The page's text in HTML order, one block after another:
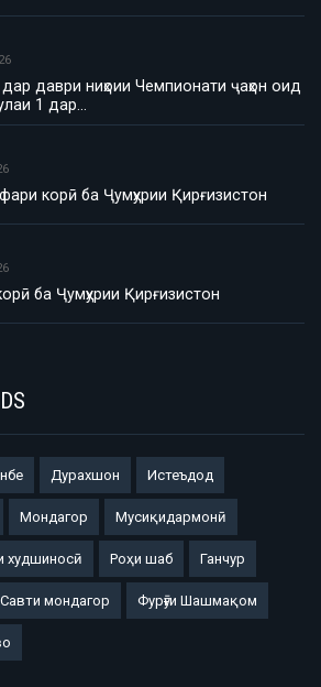
даври ниҳоии Чемпионати ҷаҳон оид
1 дар…
корӣ ба Ҷумҳурии Қирғизистон
ба Ҷумҳурии Қирғизистон
Дурахшон Истеъдод
Мондагор Мусиқидармонӣ
худшиносӣ Роҳи шаб Ганчур
Савти мондагор Фурӯғи Шашмақом